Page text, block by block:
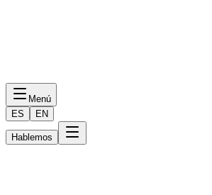
Menú
ES
EN
Hablemos